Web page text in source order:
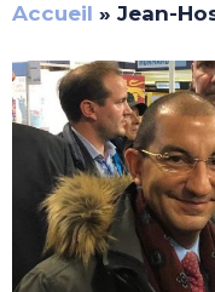
Accueil » Jean-